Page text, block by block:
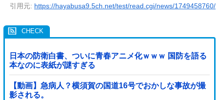
引用元: https://hayabusa9.5ch.net/test/read.cgi/news/1749458760/
日本の防衛白書、ついに青春アニメ化ｗｗｗ 国防を語る
本なのに表紙が謎すぎる
【動画】急病人？横須賀の国道16号でおかしな事故が撮
影される。